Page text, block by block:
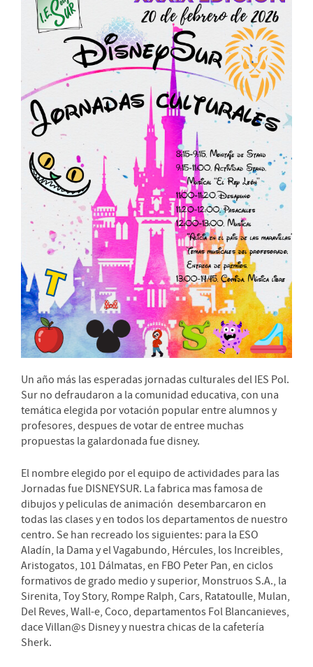
Un año más las esperadas jornadas culturales del IES Pol.
Sur no defraudaron a la comunidad educativa, con una
temática elegida por votación popular entre alumnos y
profesores, despues de votar de entree muchas
propuestas la galardonada fue disney.
El nombre elegido por el equipo de actividades para las
Jornadas fue DISNEYSUR. La fabrica mas famosa de
dibujos y peliculas de animación desembarcaron en
todas las clases y en todos los departamentos de nuestro
centro. Se han recreado los siguientes: para la ESO
Aladín, la Dama y el Vagabundo, Hércules, los Increibles,
Aristogatos, 101 Dálmatas, en FBO Peter Pan, en ciclos
formativos de grado medio y superior, Monstruos S.A., la
Sirenita, Toy Story, Rompe Ralph, Cars, Ratatoulle, Mulan,
Del Reves, Wall-e, Coco, departamentos Fol Blancanieves,
dace Villan@s Disney y nuestra chicas de la cafetería
Sherk.